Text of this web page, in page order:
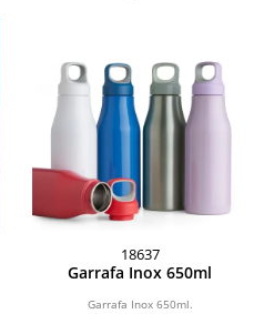
18637
Garrafa Inox 650ml
Garrafa Inox 650ml.